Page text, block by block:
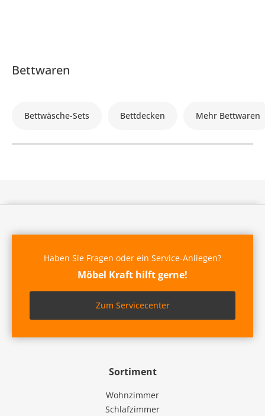
Bettwaren
Bettwäsche-Sets Bettdecken Mehr Bettwaren
Sortiment
Wohnzimmer
Schlafzimmer
Haben Sie Fragen oder ein Service-Anliegen?
Möbel Kraft hilft gerne!
Zum Servicecenter